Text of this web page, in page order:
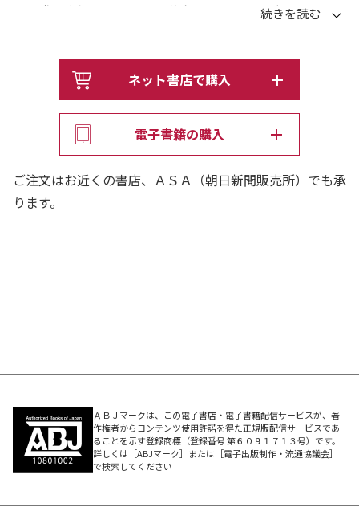
る開発の裏側とGAFAMの覇権争い、そして天才アルトマ
ネット書店で購入
電子書籍の購入
ご注文はお近くの書店、ＡＳＡ（朝日新聞販売所）でも承
ります。
ＡＢＪマークは、この電子書店・電子書籍配信サービスが、著
作権者からコンテンツ使用許諾を得た正規版配信サービスであ
ることを示す登録商標（登録番号 第６０９１７１３号）です。
詳しくは［ABJマーク］または［電子出版制作・流通協議会］
で検索してください